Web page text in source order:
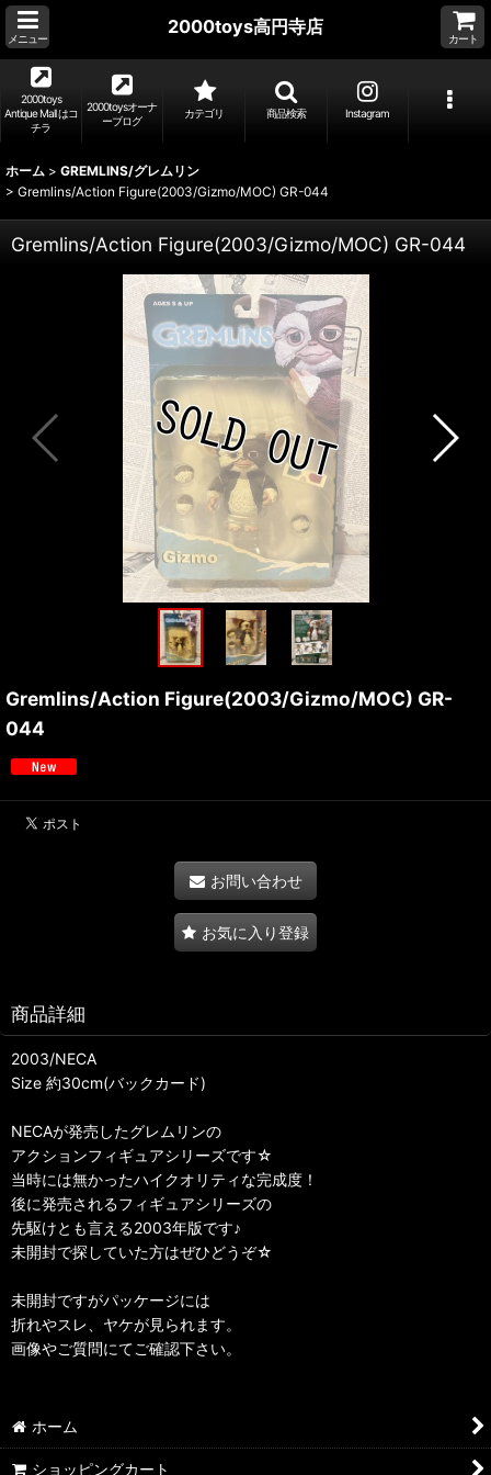
メニュー
2000toys高円寺店
カート
2000toys
Antique Mall はコ
チラ
2000toysオーナ
ーブログ
カテゴリ 商品検索 Instagram
ホーム > GREMLINS/グレムリン
> Gremlins/Action Figure(2003/Gizmo/MOC) GR-044
Gremlins/Action Figure(2003/Gizmo/MOC) GR-044
Gremlins/Action Figure(2003/Gizmo/MOC) GR-
044
お問い合わせ
お気に入り登録
商品詳細
2003/NECA
Size 約30cm(バックカード)
NECAが発売したグレムリンの
アクションフィギュアシリーズです☆
当時には無かったハイクオリティな完成度！
後に発売されるフィギュアシリーズの
先駆けとも言える2003年版です♪
未開封で探していた方はぜひどうぞ☆
未開封ですがパッケージには
折れやスレ、ヤケが見られます。
画像やご質問にてご確認下さい。
ホーム
ショッピングカート